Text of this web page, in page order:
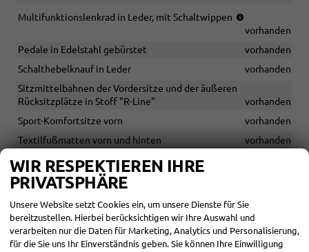
Multifunktionslenkrad in Leder, mit Schaltwippen
DSG
vorhanden
Pedale in Edelstahl gebürstet
vorhanden
Schalthebelknauf in Leder
vorhanden
Sitzmittelbahnen der Vordersitze und der äußeren
Rücksitzplätze in Stoff "R-Line"
vorhanden
Sport-Komfortsitze vorn
vorhanden
Textilfußmatten vorn und hinten
vorhanden
Vordersitze beheizbar
Vordersitze mit Höheneinstellung
Ablagetaschen an den Rückseiten der Vordersitze
Fensterheber elektrisch
vorhanden
Gepäckraumabdeckung
vorhanden
WIR RESPEKTIEREN IHRE
PRIVATSPHÄRE
Unsere Website setzt Cookies ein, um unsere Dienste für Sie
bereitzustellen. Hierbei berücksichtigen wir Ihre Auswahl und
verarbeiten nur die Daten für Marketing, Analytics und Personalisierung,
für die Sie uns Ihr Einverständnis geben. Sie können Ihre Einwilligung